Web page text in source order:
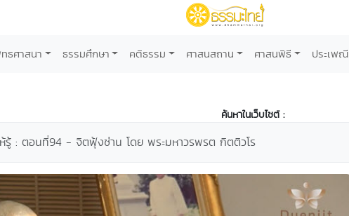
ธศาสนา ธรรมศึกษา คติธรรม ศาสนสถาน ศาสนพิธี ประเพณี
ค้นหาในเว็บไซต์ :
ห้รู้ : ตอนที่94 - จิตฟุ้งซ่าน โดย พระมหาวรพรต กิตติวโร